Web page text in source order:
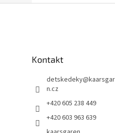
Kontakt
detskedeky@
n.cz
+420 605 238 449
+420 603 963 639